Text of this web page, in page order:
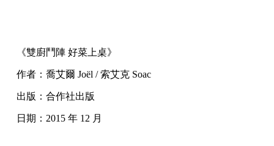
《雙廚鬥陣 好菜上桌》
作者：喬艾爾 Joël / 索艾克 Soac
出版：合作社出版
日期：2015 年 12 月